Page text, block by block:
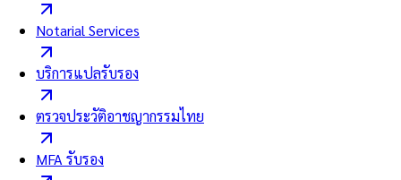
Notarial Services
บริการแปลรับรอง
ตรวจประวัติอาชญากรรมไทย
MFA รับรอง